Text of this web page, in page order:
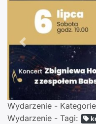
Poprzednie
Wydarzenie -
Wydarzenie - Tagi: